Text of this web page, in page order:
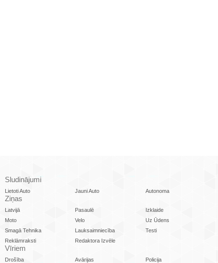
Sludinājumi
Lietoti Auto Jauni Auto Autonoma
Ziņas
Latvijā Pasaulē
Izklaide
Moto
Velo
Uz Ūdens
Smagā Tehnika
Lauksaimniecība
Testi
Reklāmraksti
Redaktora Izvēle
Vīriem
Drošība Avārijas
Policija